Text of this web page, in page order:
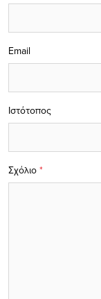
Σχόλιο *
Email
Ιστότοπος